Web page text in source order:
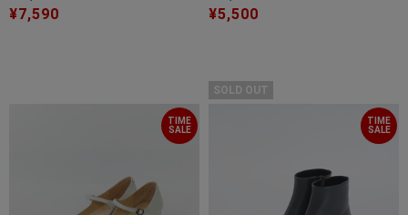
¥7,590 ¥5,500
TIME
SALE
SOLD OUT
TIME
SALE